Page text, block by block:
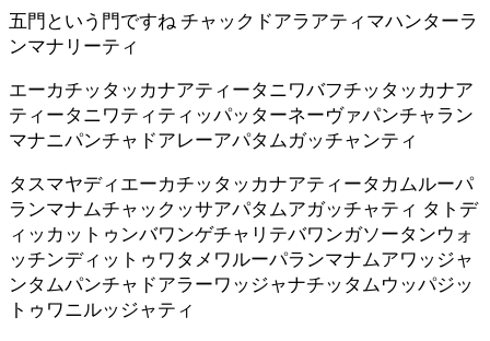
五門という門ですね チャックドアラアティマハンターラ
ンマナリーティ
エーカチッタッカナアティータニワバフチッタッカナア
ティータニワティティッパッターネーヴァパンチャラン
マナニパンチャドアレーアパタムガッチャンティ
タスマヤディエーカチッタッカナアティータカムルーパ
ランマナムチャックッサアパタムアガッチャティ タトデ
ィッカットゥンバワンゲチャリテバワンガソータンウォ
ッチンディットゥワタメワルーパランマナムアワッジャ
ンタムパンチャドアラーワッジャナチッタムウッパジッ
トゥワニルッジャティ